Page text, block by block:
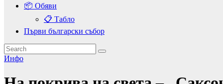
📦 Обяви
📋 Табло
Първи български събор
Инфо